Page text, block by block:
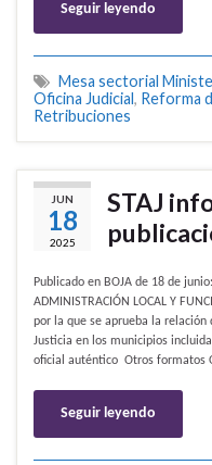
Seguir leyendo
Mesa sectorial
Oficina Judicial , Reforma
Retribuciones
JUN
18
2025
STAJ
Publicado en BOJA de 18 de junio:
ADMINISTRACIÓN LOCAL Y
por la que se aprueba la relación
Justicia en los municipios
oficial auténtico Otros formatos
Seguir leyendo